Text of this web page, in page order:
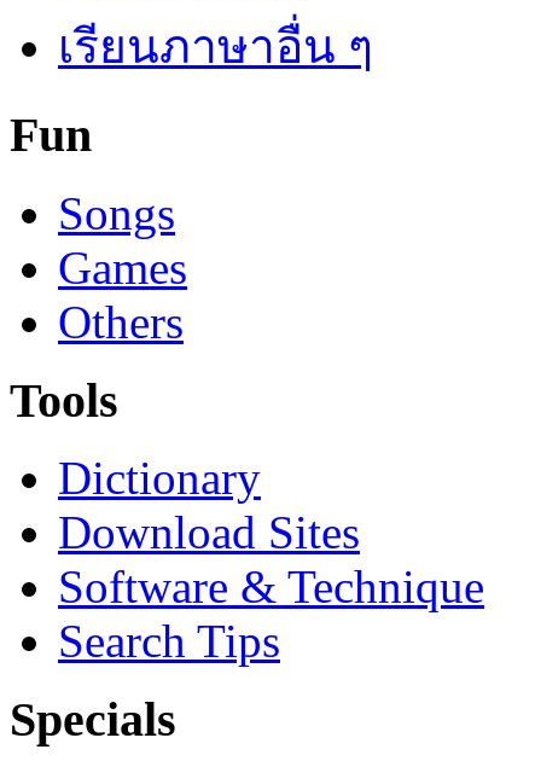
เรียนภาษาอื่น ๆ
Fun
Songs
Games
Others
Tools
Dictionary
Download Sites
Software & Technique
Search Tips
Specials